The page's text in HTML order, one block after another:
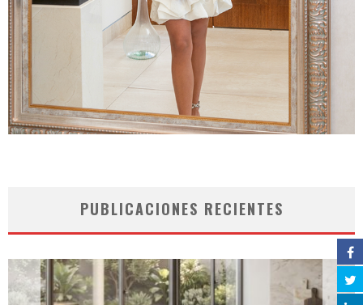
PUBLICACIONES RECIENTES